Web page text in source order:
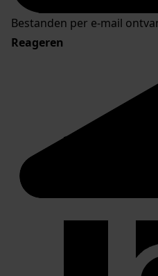
Bestanden per e-mail
Reageren